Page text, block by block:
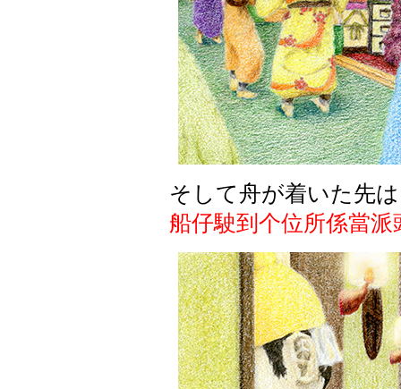
そして舟が着いた先は
船仔駛到个位所係當派